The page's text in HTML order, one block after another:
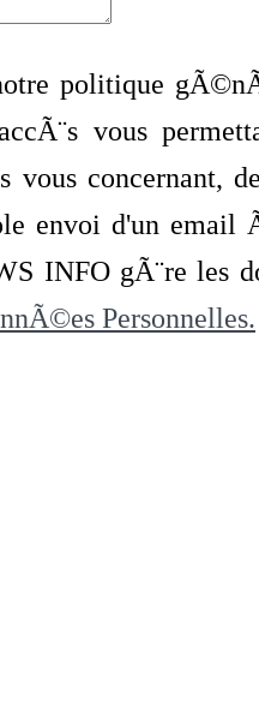
politique
vous
vous concernant,
envoi d'un
INFO gÃ¨re les
Personnelles.